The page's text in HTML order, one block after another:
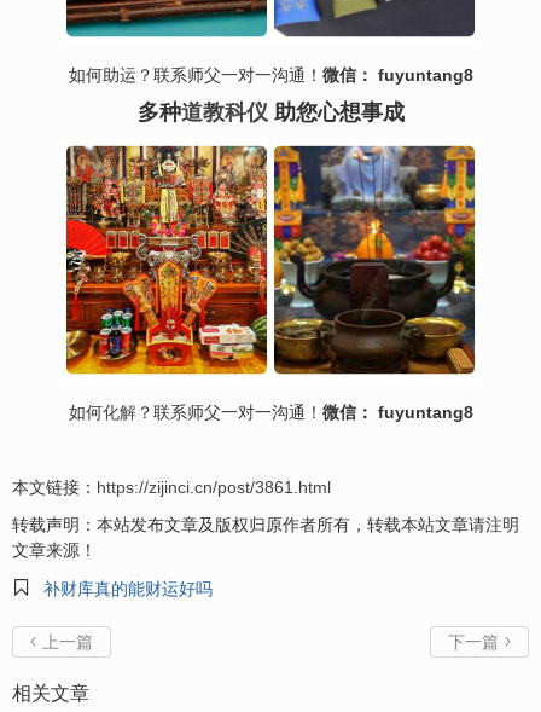
如何助运？联系师父一对一沟通！ 微信： fuyuntang8
多种道教科仪助您心想事成
如何化解？联系师父一对一沟通！ 微信： fuyuntang8
本文链接： https://zijinci.cn/post/3861.html
转载声明：本站发布文章及版权归原作者所有，转载本站文章请注明
文章来源！

补财库真的能财运好吗
 上一篇 下一篇 
相关文章